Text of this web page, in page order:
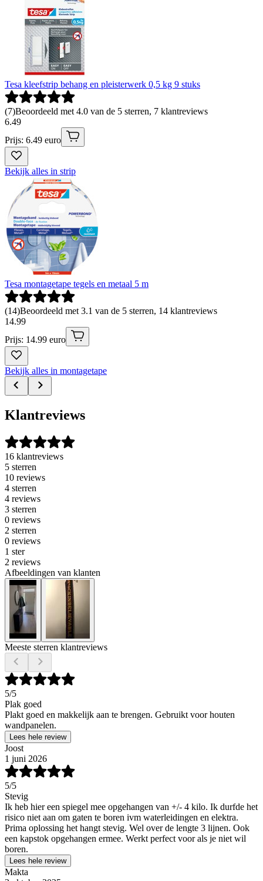
Tesa kleefstrip behang en pleisterwerk 0,5 kg 9 stuks
(7)Beoordeeld met 4.0 van de 5 sterren, 7 klantreviews
6.49
Prijs: 6.49 euro
Bekijk alles in strip
Tesa montagetape tegels en metaal 5 m
(14)Beoordeeld met 3.1 van de 5 sterren, 14 klantreviews
14.99
Prijs: 14.99 euro
Bekijk alles in montagetape
Klantreviews
16 klantreviews
5 sterren
10 reviews
4 sterren
4 reviews
3 sterren
0 reviews
2 sterren
0 reviews
1 ster
2 reviews
Afbeeldingen van klanten
Meeste sterren klantreviews
5/5
Plak goed
Plakt goed en makkelijk aan te brengen. Gebruikt voor houten
wandpanelen.
Lees hele review
Joost
1 juni 2026
5/5
Stevig
Ik heb hier een spiegel mee opgehangen van +/- 4 kilo. Ik durfde het
risico niet aan om gaten te boren ivm waterleidingen en elektra.
Prima oplossing het hangt stevig. Wel over de lengte 3 lijnen. Ook
een kapstok opgehangen ermee. Werkt perfect voor als je niet wil
boren.
Lees hele review
Makta